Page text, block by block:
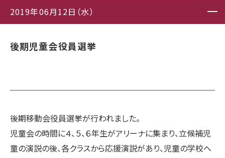
2019年06月12日（水）
後期児童会役員選挙
後期移動会役員選挙が行われました。
児童会の時間に４、５、６年生がアリーナに集まり、立候補児
童の演説の後、各クラスから応援演説があり、児童の学校へ